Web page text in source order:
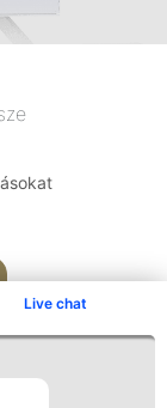
Live chat